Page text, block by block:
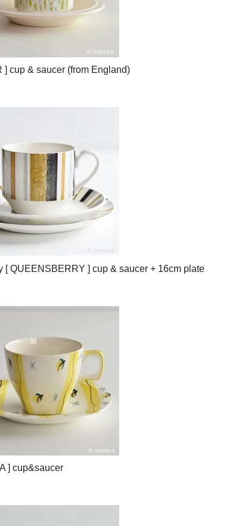
] cup & saucer (from England)
[ QUEENSBERRY ] cup & saucer + 16cm plate
] cup&saucer